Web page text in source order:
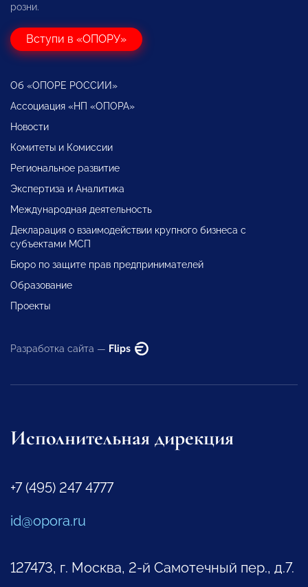
розни.
Вступи в «ОПОРУ»
Об «ОПОРЕ РОССИИ»
Ассоциация «НП «ОПОРА»
Новости
Комитеты и Комиссии
Региональное развитие
Экспертиза и Аналитика
Международная деятельность
Декларация о взаимодействии крупного бизнеса с
субъектами МСП
Бюро по защите прав предпринимателей
Образование
Проекты
Разработка сайта — Flips
Исполнительная дирекция
+7 (495) 247 4777
id@opora.ru
127473, г. Москва, 2-й Самотечный пер., д.7.